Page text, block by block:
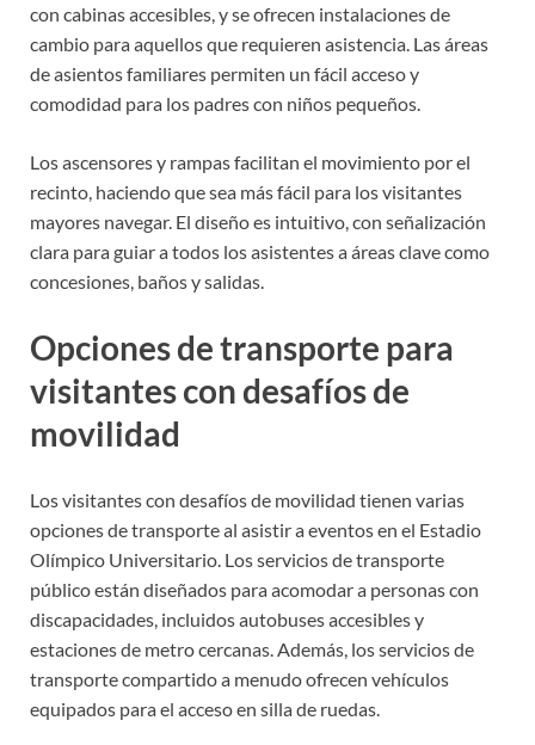
con cabinas accesibles, y se ofrecen instalaciones de
cambio para aquellos que requieren asistencia. Las áreas
de asientos familiares permiten un fácil acceso y
comodidad para los padres con niños pequeños.
Los ascensores y rampas facilitan el movimiento por el
recinto, haciendo que sea más fácil para los visitantes
mayores navegar. El diseño es intuitivo, con señalización
clara para guiar a todos los asistentes a áreas clave como
concesiones, baños y salidas.
Opciones de transporte para
visitantes con desafíos de
movilidad
Los visitantes con desafíos de movilidad tienen varias
opciones de transporte al asistir a eventos en el Estadio
Olímpico Universitario. Los servicios de transporte
público están diseñados para acomodar a personas con
discapacidades, incluidos autobuses accesibles y
estaciones de metro cercanas. Además, los servicios de
transporte compartido a menudo ofrecen vehículos
equipados para el acceso en silla de ruedas.